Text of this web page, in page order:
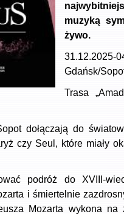
muzyką
żywo.
31.12.2025-
Gdańsk/
Trasa
dołączają do
czy Seul, które miały
podróż do XVIII-
i śmiertelnie
Mozarta wykona na